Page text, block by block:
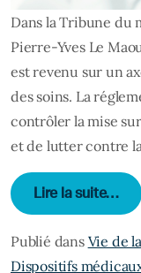
Dans la Tribune du
Pierre-Yves Le
est revenu sur un
des soins. La
contrôler la mise
et de lutter contre
Lire la suite…
Publié dans Vie de
Dispositifs